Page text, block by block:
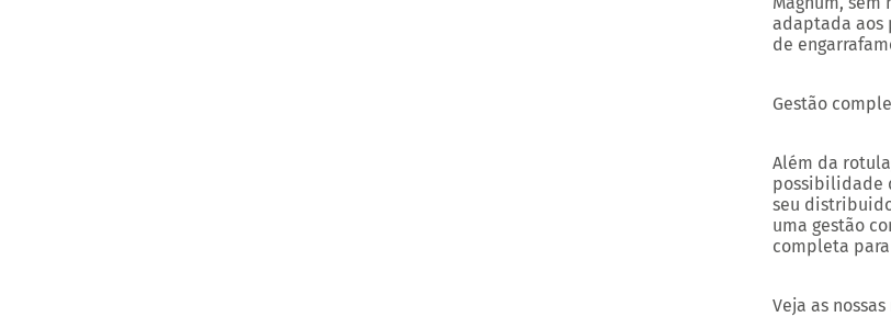
adaptada aos
de
Gestão
Além da
possibilidade
seu
uma gestão
completa
Veja as